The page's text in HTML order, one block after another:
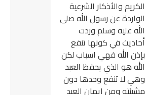
الكريم والأذكار الشرعية
الواردة عن رسول الله صلى
الله عليه وسلم وردت
أحاديث في كونها تنفع
بإذن الله فهي اسباب لكن
الله هو الذي يحفظ العبد
وهي لا تنفع وحدها دون
مشيئته ومن ايمان العبد